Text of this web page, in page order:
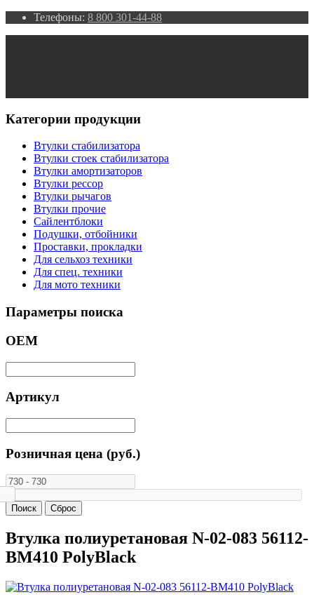
Телефоны: 8 800 301-44-88
Категории продукции
Втулки стабилизатора
Втулки стоек стабилизатора
Втулки амортизаторов
Втулки рессор
Втулки рычагов
Втулки прочие
Сайлентблоки
Подушки, отбойники
Проставки, прокладки
Для сельхоз техники
Для спец. техники
Для мото техники
Параметры поиска
ОЕМ
Артикул
Розничная цена (руб.)
Втулка полиуретановая N-02-083 56112-
BM410 PolyBlack